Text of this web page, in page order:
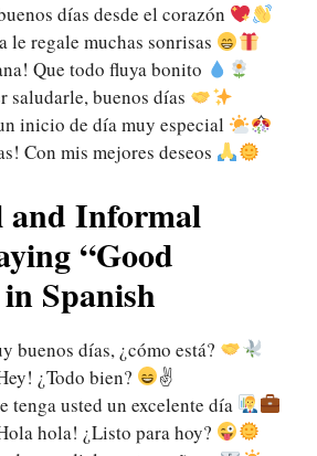
días desde el corazón
le regale muchas sonrisas
Que todo fluya bonito
saludarle, buenos días
inicio de día muy especial
Con mis mejores deseos
and Informal
“Good
Spanish
buenos días, ¿cómo está?
¿Todo bien?
✌
tenga usted un excelente día
hola! ¿Listo para hoy?